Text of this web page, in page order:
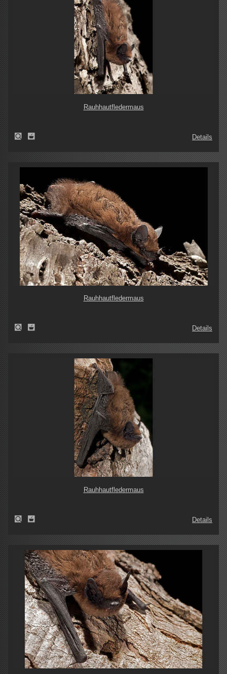
Rauhhautfledermaus
Details
Rauhhautfledermaus
Details
Rauhhautfledermaus
Details